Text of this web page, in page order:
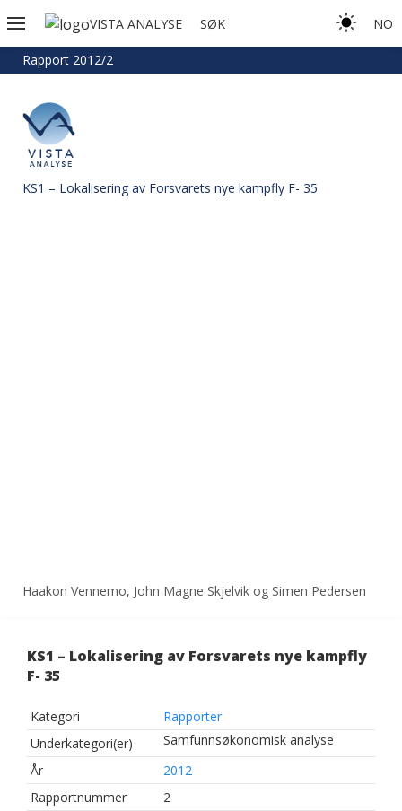
VISTA ANALYSE SØK NO
Rapport 2012/2
KS1 – Lokalisering av Forsvarets nye kampfly F- 35
Haakon Vennemo, John Magne Skjelvik og Simen Pedersen
KS1 – Lokalisering av Forsvarets nye kampfly
F- 35
Kategori
Rapporter
Underkategori(er)
Samfunnsøkonomisk analyse
År
2012
Rapportnummer
2